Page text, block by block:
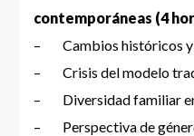
contemporáneas (4
– Cambios históricos y
– Crisis del modelo
– Diversidad familiar
– Perspectiva de